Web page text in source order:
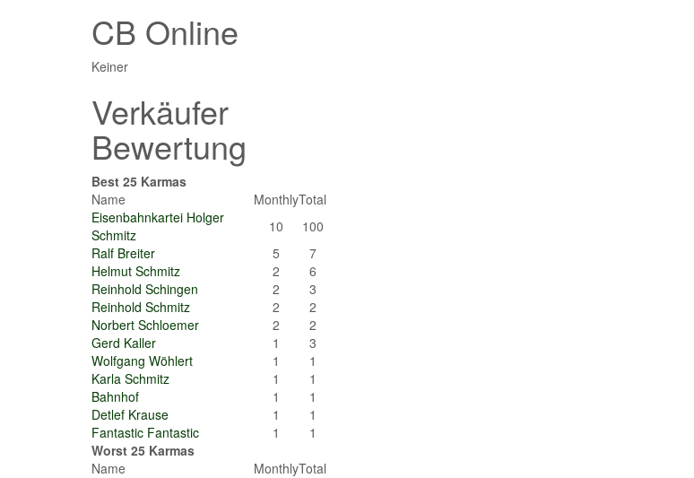
CB Online
Keiner
Verkäufer
Bewertung
Best 25 Karmas
Name
MonthlyTotal
Eisenbahnkartei Holger
Schmitz
10
100
Ralf Breiter
5
7
Helmut Schmitz
2
6
Reinhold Schingen
2
3
Reinhold Schmitz
2
2
Norbert Schloemer
2
2
Gerd Kaller
1
3
Wolfgang Wöhlert
1
1
Karla Schmitz
1
1
Bahnhof
1
1
Detlef Krause
1
1
Fantastic Fantastic
1
1
Worst 25 Karmas
Name
MonthlyTotal